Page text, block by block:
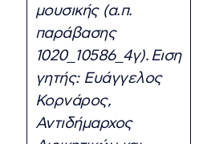
μουσικής (α.π.
παράβασης
1020_10586_4γ). Ειση
γητής: Ευάγγελος
Κορνάρος,
Αντιδήμαρχος